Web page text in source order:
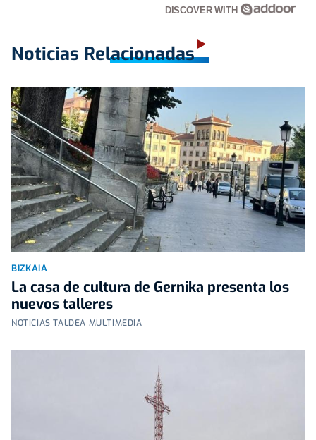
DISCOVER WITH
Noticias Relacionadas
BIZKAIA
La casa de cultura de Gernika presenta los
nuevos talleres
NOTICIAS TALDEA MULTIMEDIA